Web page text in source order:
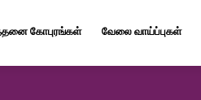
கோபுரங்கள் வேலை வாய்ப்புகள்